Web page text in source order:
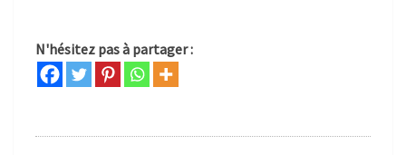
N'hésitez pas à partager :